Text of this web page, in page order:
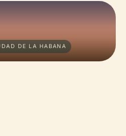
DE LA HABANA